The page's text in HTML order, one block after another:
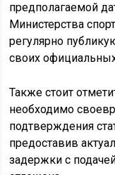
предполагаемой
Министерства
регулярно
своих
Также стоит
необходимо
подтверждения
предоставив
задержки с